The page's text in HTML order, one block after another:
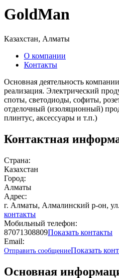
GoldMan
Казахстан, Алматы
О компании
Контакты
Основная деятельность
реализация. Электрический
споты, светодиоды, софиты,
отделочный (изоляционный)
плинтус, аксессуары и т.п.)
Контактная
Страна:
Казахстан
Город:
Алматы
Адрес:
г. Алматы, Алмалинский р-он,
контакты
Мобильный телефон:
87071308809Показать контакты
Email:
Отправить сообщениеПоказать
Основная